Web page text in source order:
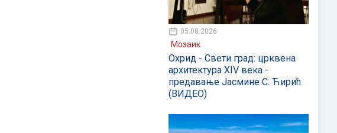
05.08.2026
Мозаик
Охрид - Свети град: црквена
архитектура XIV века -
предавање Јасмине С. Ћирић
(ВИДЕО)